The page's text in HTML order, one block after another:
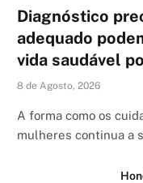
Diagnóstico
adequado
vida saudável
8 de Agosto, 2026
A forma como os
mulheres continua a